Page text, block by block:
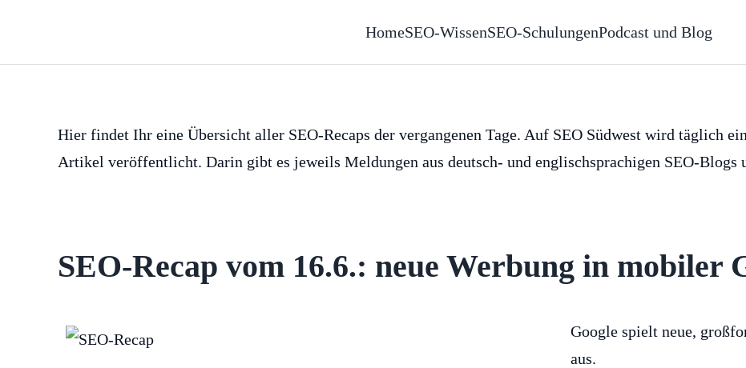
HomeSEO-WissenSEO-SchulungenPodcast und Blog
Hier findet Ihr eine Übersicht aller SEO-Recaps der vergangenen Tage. Auf SEO Südwest wird täglich
Artikel veröffentlicht. Darin gibt es jeweils Meldungen aus deutsch- und englischsprachigen SEO-Blogs
SEO-Recap vom 16.6.: neue Werbung in mobiler
Google spielt neue,
aus.